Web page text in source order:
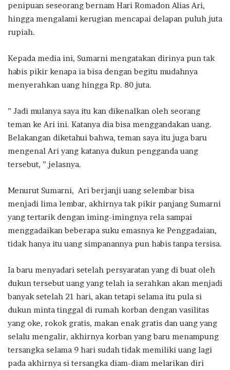
penipuan seseorang bernam Hari Romadon Alias Ari,
hingga mengalami kerugian mencapai delapan puluh juta
rupiah.
Kepada media ini, Sumarni mengatakan dirinya pun tak
habis pikir kenapa ia bisa dengan begitu mudahnya
menyerahkan uang hingga Rp. 80 juta.
” Jadi mulanya saya itu kan dikenalkan oleh seorang
teman ke Ari ini. Katanya dia bisa menggandakan uang.
Belakangan diketahui bahwa, teman saya itu juga baru
mengenal Ari yang katanya dukun pengganda uang
tersebut, ” jelasnya.
Menurut Sumarni, Ari berjanji uang selembar bisa
menjadi lima lembar, akhirnya tak pikir panjang Sumarni
yang tertarik dengan iming-imingnya rela sampai
menggadaikan beberapa suku emasnya ke Penggadaian,
tidak hanya itu uang simpanannya pun habis tanpa tersisa.
Ia baru menyadari setelah persyaratan yang di buat oleh
dukun tersebut uang yang telah ia serahkan akan menjadi
banyak setelah 21 hari, akan tetapi selama itu pula si
dukun minta tinggal di rumah korban dengan vasilitas
yang oke, rokok gratis, makan enak gratis dan uang yang
selalu mengalir, akhirnya korban yang baru menampung
tersangka selama 9 hari sudah tidak memiliki uang lagi
pada akhirnya si tersangka diam-diam melarikan diri